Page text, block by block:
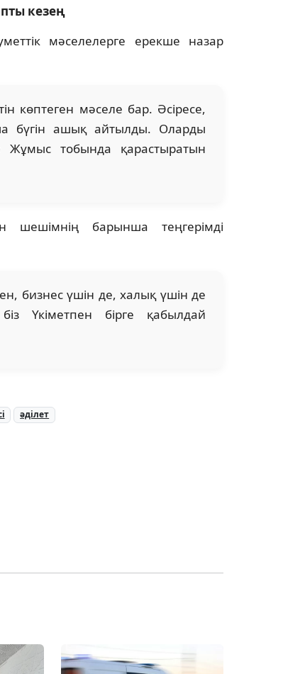
кезең
мәселелерге ерекше назар
көптеген мәселе бар. Әсіресе,
бүгін ашық айтылды. Оларды
Жұмыс тобында қарастыратын
барынша теңгерімді
бизнес үшін де, халық үшін де
Үкіметпен бірге қабылдай
әділет